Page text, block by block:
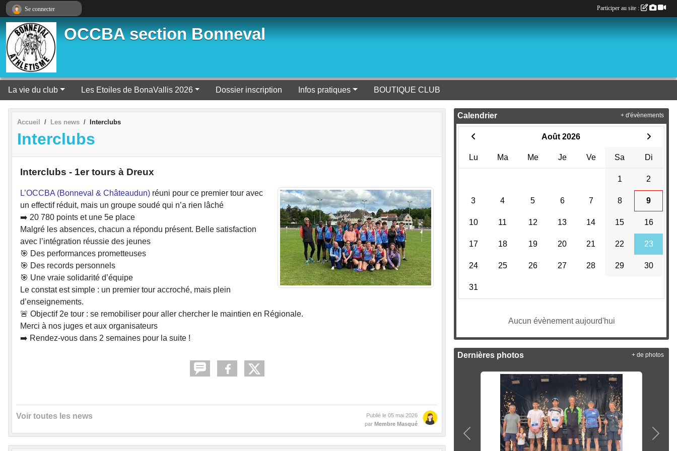
OCCBA section Bonneval
La vie du club Les Etoiles de BonaVallis 2026 Dossier inscription Infos pratiques BOUTIQUE CLUB
Accueil Les news Interclubs
Interclubs
Interclubs - 1er tours à Dreux
L’OCCBA (Bonneval & Châteaudun) réuni pour ce premier tour avec
un effectif réduit, mais un groupe soudé qui n’a rien lâché
➡️ 20 780 points et une 5e place
Malgré les absences, chacun a répondu présent. Belle satisfaction
avec l’intégration réussie des jeunes
🎯 Des performances prometteuses
🎯 Des records personnels
🎯 Une vraie solidarité d’équipe
Le constat est simple : un premier tour accroché, mais plein
d’enseignements.
🚨 Objectif 2e tour : se remobiliser pour aller chercher le maintien en Régionale.
Merci à nos juges et aux organisateurs
➡️ Rendez-vous dans 2 semaines pour la suite !
Voir toutes les news Publié le05 mai 2026
parMembre Masqué
Calendrier
Août 2026
Lu Ma Me Je Ve Sa Di
1 2
3 4 5 6 7 8 9
10 11 12 13 14 15 16
17 18 19 20 21 22 23
24 25 26 27 28 29 30
31
Aucun évènement aujourd'hui
+ d'évènements
Dernières photos
Précedent
+ de photos
Se connecter Participer au site :
Panneau de gestion des cookies